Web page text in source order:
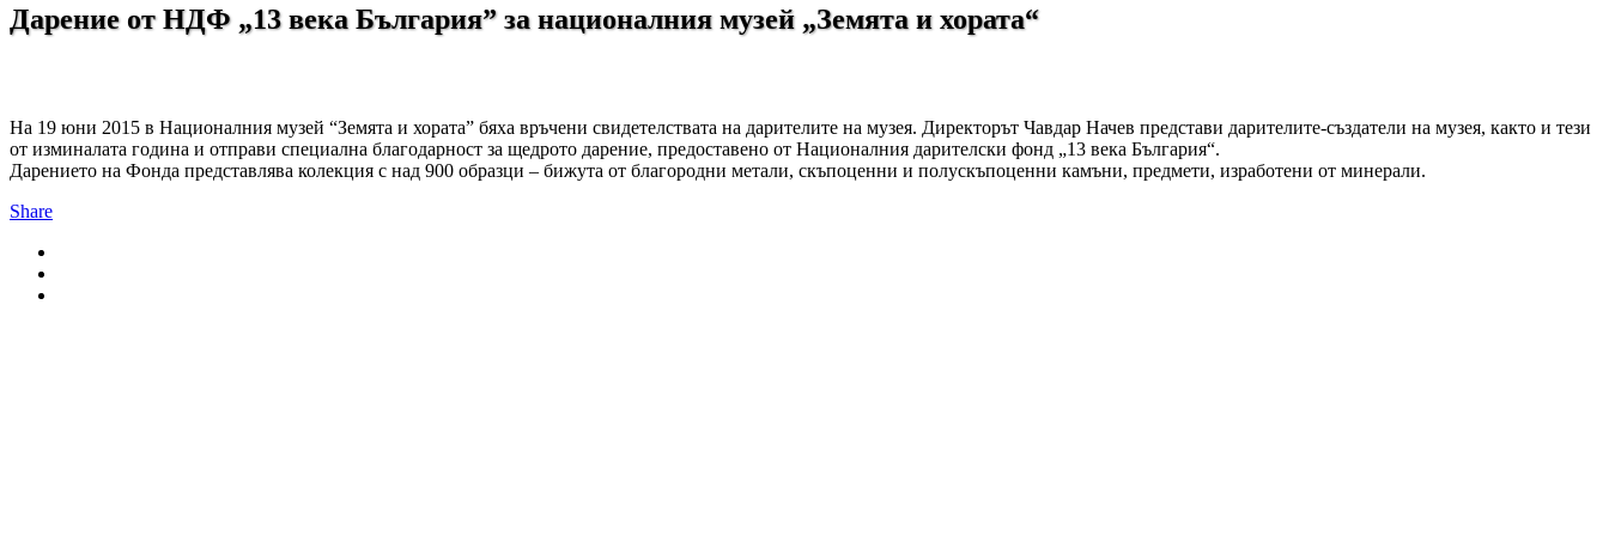
Дарение от НДФ „13 века България” за националния музей „Земята и хората“
На 19 юни 2015 в Националния музей “Земята и хората” бяха връчени свидетелствата на дарителите на музея. Директорът Чавдар Начев представи дарителите-създатели на музея, както и тези
от изминалата година и отправи специална благодарност за щедрото дарение, предоставено от Националния дарителски фонд „13 века България“.
Дарението на Фонда представлява колекция с над 900 образци – бижута от благородни метали, скъпоценни и полускъпоценни камъни, предмети, изработени от минерали.
Share